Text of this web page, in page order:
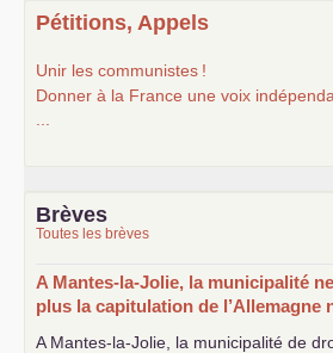
Pétitions, Appels
Unir les communistes !
Donner à la France une voix
Brèves
Toutes les brèves
A Mantes-la-Jolie, la municipalité
plus la capitulation de l’Allemagne
A Mantes-la-Jolie, la municipalité de